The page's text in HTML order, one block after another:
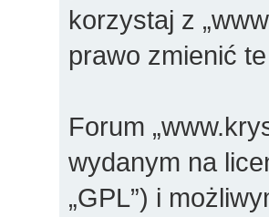
korzystaj z
prawo zmienić
Forum
wydanym na
„GPL”) i